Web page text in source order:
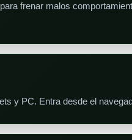
frenar malos
y PC. Entra desde el